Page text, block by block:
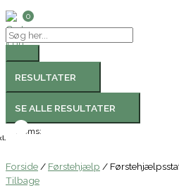
0
RESULTATER
SE ALLE RESULTATER
Moms:
Forside/ Førstehjælp /
Tilbage